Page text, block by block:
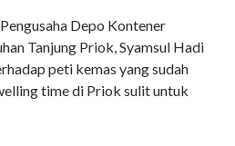
Depo Kontener
Tanjung Priok, Syamsul Hadi
peti kemas yang sudah
time di Priok sulit untuk